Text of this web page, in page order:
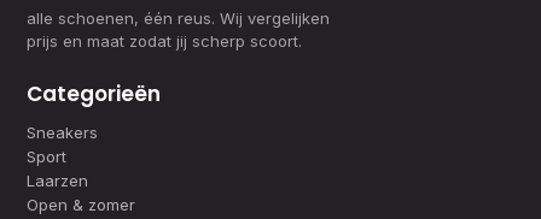
alle schoenen, één reus. Wij vergelijken
prijs en maat zodat jij scherp scoort.
Categorieën
Sneakers
Sport
Laarzen
Open & zomer